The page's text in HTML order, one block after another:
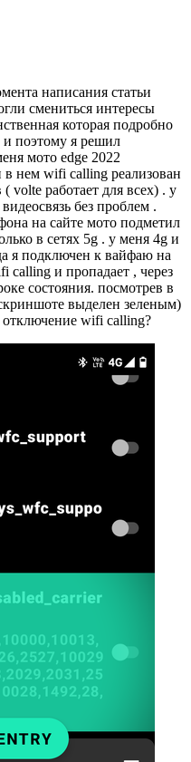
написания статьи
смениться интересы
которая подробно
и поэтому я решил
мото edge 2022
нем wifi calling реализован
volte работает для всех) . у
без проблем .
на сайте мото подметил
в сетях 5g . у меня 4g и
я подключен к вайфаю на
calling и пропадает , через
состояния. посмотрев в
выделен зеленым)
отключение wifi calling?